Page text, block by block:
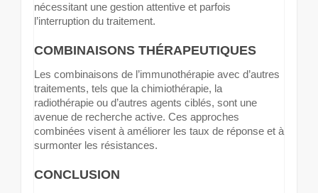
nécessitant une gestion attentive et parfois
l’interruption du traitement.
COMBINAISONS THÉRAPEUTIQUES
Les combinaisons de l’immunothérapie avec d’autres
traitements, tels que la chimiothérapie, la
radiothérapie ou d’autres agents ciblés, sont une
avenue de recherche active. Ces approches
combinées visent à améliorer les taux de réponse et à
surmonter les résistances.
CONCLUSION